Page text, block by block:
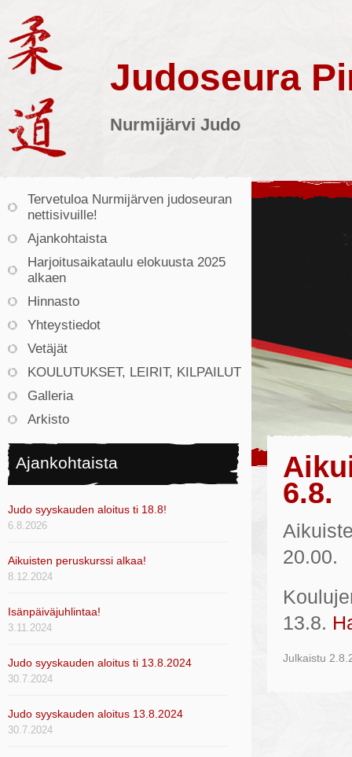
Judoseura
Nurmijärvi Judo
Tervetuloa Nurmijärven judoseuran
nettisivuille!
Ajankohtaista
Harjoitusaikataulu elokuusta 2025
alkaen
Hinnasto
Yhteystiedot
Vetäjät
KOULUTUKSET, LEIRIT, KILPAILUT
Galleria
Arkisto
Ajankohtaista
Judo syyskauden aloitus ti 18.8!
6.8.2026
Aikuisten peruskurssi alkaa!
8.12.2024
Isänpäiväjuhlintaa!
3.11.2024
Judo syyskauden aloitus ti 13.8.2024
30.7.2024
Judo syyskauden aloitus 13.8.2024
30.7.2024
6.8.
20.00.
13.8.
Julkaistu